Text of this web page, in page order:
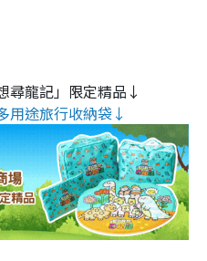
尋龍記」限定精品↓
用途旅行收納袋↓